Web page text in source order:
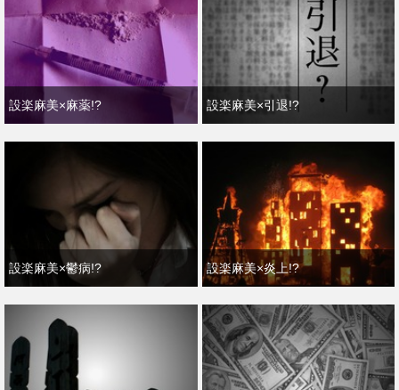
設楽麻美×麻薬!? 設楽麻美×引退!?
設楽麻美×鬱病!? 設楽麻美×炎上!?